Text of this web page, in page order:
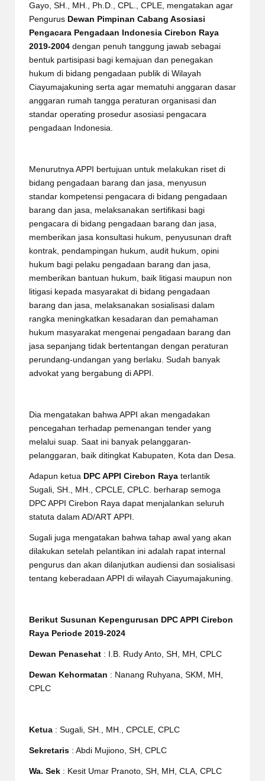
Gayo, SH., MH., Ph.D., CPL., CPLE, mengatakan agar
Pengurus Dewan Pimpinan Cabang Asosiasi
Pengacara Pengadaan Indonesia Cirebon Raya
2019-2004 dengan penuh tanggung jawab sebagai
bentuk partisipasi bagi kemajuan dan penegakan
hukum di bidang pengadaan publik di Wilayah
Ciayumajakuning serta agar mematuhi anggaran dasar
anggaran rumah tangga peraturan organisasi dan
standar operating prosedur asosiasi pengacara
pengadaan Indonesia.
Menurutnya APPI bertujuan untuk melakukan riset di
bidang pengadaan barang dan jasa, menyusun
standar kompetensi pengacara di bidang pengadaan
barang dan jasa, melaksanakan sertifikasi bagi
pengacara di bidang pengadaan barang dan jasa,
memberikan jasa konsultasi hukum, penyusunan draft
kontrak, pendampingan hukum, audit hukum, opini
hukum bagi pelaku pengadaan barang dan jasa,
memberikan bantuan hukum, baik litigasi maupun non
litigasi kepada masyarakat di bidang pengadaan
barang dan jasa, melaksanakan sosialisasi dalam
rangka meningkatkan kesadaran dan pemahaman
hukum masyarakat mengenai pengadaan barang dan
jasa sepanjang tidak bertentangan dengan peraturan
perundang-undangan yang berlaku. Sudah banyak
advokat yang bergabung di APPI.
Dia mengatakan bahwa APPI akan mengadakan
pencegahan terhadap pemenangan tender yang
melalui suap. Saat ini banyak pelanggaran-
pelanggaran, baik ditingkat Kabupaten, Kota dan Desa.
Adapun ketua DPC APPI Cirebon Raya terlantik
Sugali, SH., MH., CPCLE, CPLC. berharap semoga
DPC APPI Cirebon Raya dapat menjalankan seluruh
statuta dalam AD/ART APPI.
Sugali juga mengatakan bahwa tahap awal yang akan
dilakukan setelah pelantikan ini adalah rapat internal
pengurus dan akan dilanjutkan audiensi dan sosialisasi
tentang keberadaan APPI di wilayah Ciayumajakuning.
Berikut Susunan Kepengurusan DPC APPI Cirebon
Raya Periode 2019-2024
Dewan Penasehat : I.B. Rudy Anto, SH, MH, CPLC
Dewan Kehormatan : Nanang Ruhyana, SKM, MH,
CPLC
Ketua : Sugali, SH., MH., CPCLE, CPLC
Sekretaris : Abdi Mujiono, SH, CPLC
Wa. Sek : Kesit Umar Pranoto, SH, MH, CLA, CPLC